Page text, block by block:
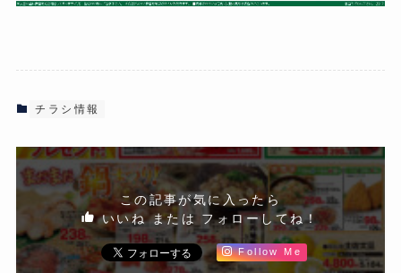
チラシ情報
この記事が気に入ったら
いいね または フォローしてね！
Follow Me